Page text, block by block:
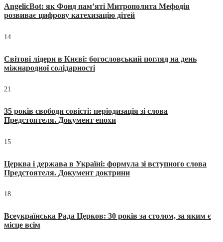
AngelicBot: як Фонд пам’яті Митрополита Мефодія
розвиває цифрову катехизацію дітей
14
Світові лідери в Києві: богословський погляд на день
міжнародної солідарності
21
35 років свободи совісті: періодизація зі слова
Предстоятеля. Документ епохи
15
Церква і держава в Україні: формула зі вступного слова
Предстоятеля. Документ доктрини
18
Всеукраїнська Рада Церков: 30 років за столом, за яким є
місце всім